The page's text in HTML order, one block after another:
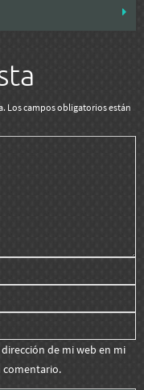
Los campos obligatorios están
de mi web en mi
comentario.